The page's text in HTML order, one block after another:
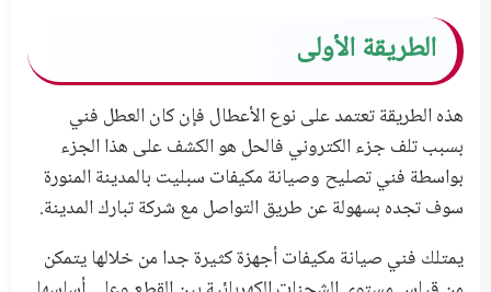
الطريقة الأولى
هذه الطريقة تعتمد على نوع الأعطال فإن كان العطل فني
بسبب تلف جزء الكتروني فالحل هو الكشف على هذا الجزء
بواسطة فني تصليح وصيانة مكيفات سبليت بالمدينة المنورة
سوف تجده بسهولة عن طريق التواصل مع شركة تبارك المدينة.
يمتلك فني صيانة مكيفات أجهزة كثيرة جدا من خلالها يتمكن